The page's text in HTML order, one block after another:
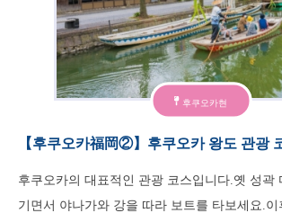
후쿠오카현
【후쿠오카福岡②】후쿠오카 왕도 관광
후쿠오카의 대표적인 관광 코스입니다.옛 성곽
기면서 야나가와 강을 따라 보트를 타보세요.